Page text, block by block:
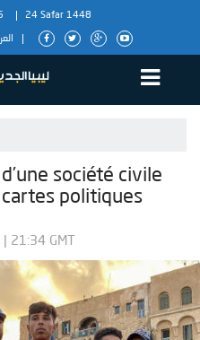
24 Safar 1448
société civile
politiques
21:34 GMT